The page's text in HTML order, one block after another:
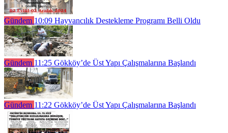
Gündem 10:09 Hayvancılık Destekleme Programı Belli Oldu
Gündem 11:25 Gökköy’de Üst Yapı Çalışmalarına Başlandı
Gündem 11:22 Gökköy’de Üst Yapı Çalışmalarına Başlandı